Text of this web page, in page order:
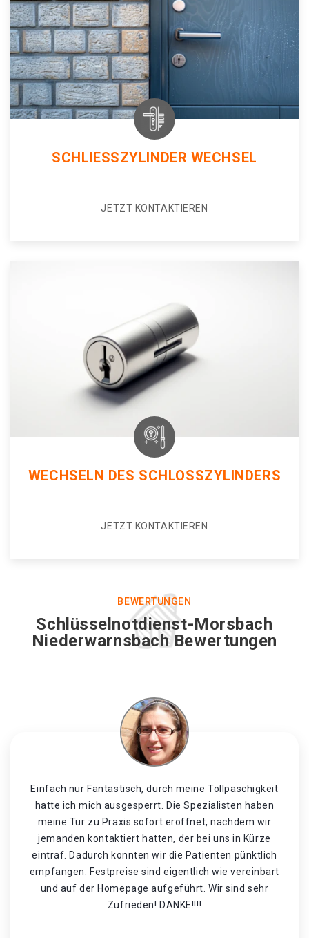
SCHLIESSZYLINDER WECHSEL
JETZT KONTAKTIEREN
WECHSELN DES SCHLOSSZYLINDERS
JETZT KONTAKTIEREN
BEWERTUNGEN
Schlüsselnotdienst-Morsbach
Niederwarnsbach Bewertungen
Einfach nur Fantastisch, durch meine Tollpaschigkeit
hatte ich mich ausgesperrt. Die Spezialisten haben
meine Tür zu Praxis sofort eröffnet, nachdem wir
jemanden kontaktiert hatten, der bei uns in Kürze
eintraf. Dadurch konnten wir die Patienten pünktlich
empfangen. Festpreise sind eigentlich wie vereinbart
und auf der Homepage aufgeführt. Wir sind sehr
Zufrieden! DANKE!!!!